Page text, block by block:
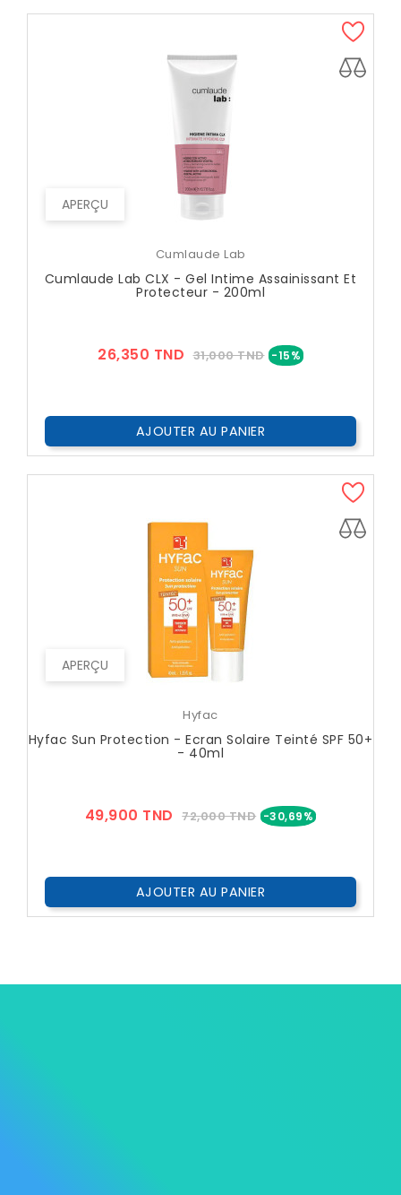
APERÇU
Cumlaude Lab
Cumlaude Lab CLX - Gel Intime Assainissant Et
Protecteur - 200ml
26,350 TND Prix
31,000 TND -15%Prix
AJOUTER AU PANIER
APERÇU
Hyfac
Hyfac Sun Protection - Ecran Solaire Teinté SPF 50+
- 40ml
49,900 TND Prix
72,000 TND -30,69%Prix
AJOUTER AU PANIER